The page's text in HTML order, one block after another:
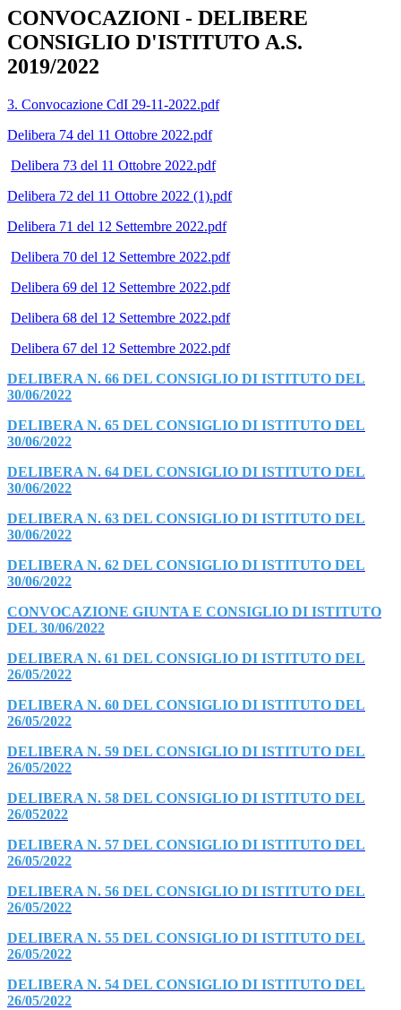
CONVOCAZIONI - DELIBERE
CONSIGLIO D'ISTITUTO A.S.
2019/2022
3. Convocazione CdI 29-11-2022.pdf
Delibera 74 del 11 Ottobre 2022.pdf
Delibera 73 del 11 Ottobre 2022.pdf
Delibera 72 del 11 Ottobre 2022 (1).pdf
Delibera 71 del 12 Settembre 2022.pdf
Delibera 70 del 12 Settembre 2022.pdf
Delibera 69 del 12 Settembre 2022.pdf
Delibera 68 del 12 Settembre 2022.pdf
Delibera 67 del 12 Settembre 2022.pdf
DELIBERA N. 66 DEL CONSIGLIO DI ISTITUTO DEL
30/06/2022
DELIBERA N. 65 DEL CONSIGLIO DI ISTITUTO DEL
30/06/2022
DELIBERA N. 64 DEL CONSIGLIO DI ISTITUTO DEL
30/06/2022
DELIBERA N. 63 DEL CONSIGLIO DI ISTITUTO DEL
30/06/2022
DELIBERA N. 62 DEL CONSIGLIO DI ISTITUTO DEL
30/06/2022
CONVOCAZIONE GIUNTA E CONSIGLIO DI ISTITUTO
DEL 30/06/2022
DELIBERA N. 61 DEL CONSIGLIO DI ISTITUTO DEL
26/05/2022
DELIBERA N. 60 DEL CONSIGLIO DI ISTITUTO DEL
26/05/2022
DELIBERA N. 59 DEL CONSIGLIO DI ISTITUTO DEL
26/05/2022
DELIBERA N. 58 DEL CONSIGLIO DI ISTITUTO DEL
26/052022
DELIBERA N. 57 DEL CONSIGLIO DI ISTITUTO DEL
26/05/2022
DELIBERA N. 56 DEL CONSIGLIO DI ISTITUTO DEL
26/05/2022
DELIBERA N. 55 DEL CONSIGLIO DI ISTITUTO DEL
26/05/2022
DELIBERA N. 54 DEL CONSIGLIO DI ISTITUTO DEL
26/05/2022